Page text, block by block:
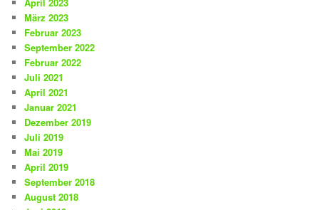
April 2023
März 2023
Februar 2023
September 2022
Februar 2022
Juli 2021
April 2021
Januar 2021
Dezember 2019
Juli 2019
Mai 2019
April 2019
September 2018
August 2018